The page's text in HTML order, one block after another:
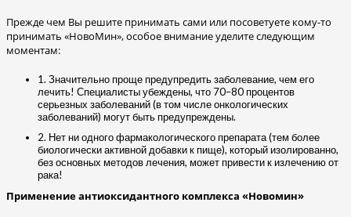
Прежде чем Вы решите принимать сами или посоветуете кому-то
принимать «НовоМин», особое внимание уделите следующим
моментам:
1. Значительно проще предупредить заболевание, чем его
лечить! Специалисты убеждены, что 70–80 процентов
серьезных заболеваний (в том числе онкологических
заболеваний) могут быть предупреждены.
2. Нет ни одного фармакологического препарата (тем более
биологически активной добавки к пище), который изолированно,
без основных методов лечения, может привести к излечению от
рака!
Применение антиоксидантного комплекса «Новомин»